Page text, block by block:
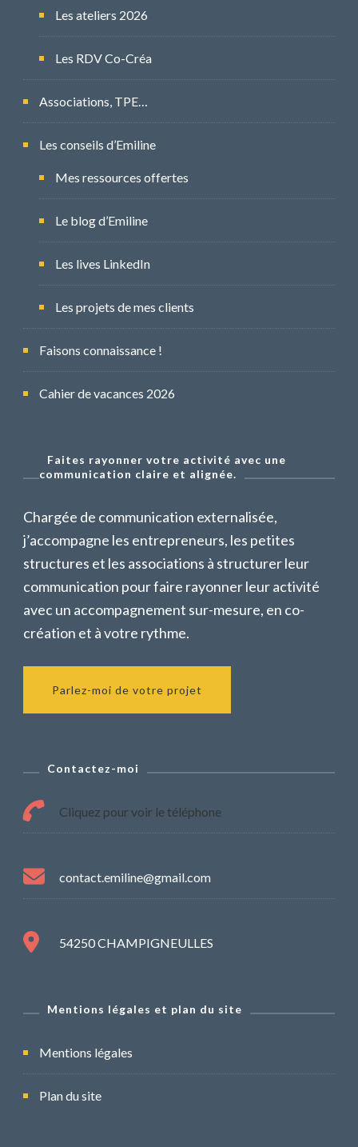
Les ateliers 2026
Les RDV Co-Créa
Associations, TPE…
Les conseils d’Emiline
Mes ressources offertes
Le blog d’Emiline
Les lives LinkedIn
Les projets de mes clients
Faisons connaissance !
Cahier de vacances 2026
Faites rayonner votre activité avec une
communication claire et alignée.
Chargée de communication externalisée,
j’accompagne les entrepreneurs, les petites
structures et les associations à structurer leur
communication pour faire rayonner leur activité
avec un accompagnement sur-mesure, en co-
création et à votre rythme.
Parlez-moi de votre projet
Contactez-moi
Cliquez pour voir le téléphone
contact.emiline@gmail.com
54250 CHAMPIGNEULLES
Mentions légales et plan du site
Mentions légales
Plan du site